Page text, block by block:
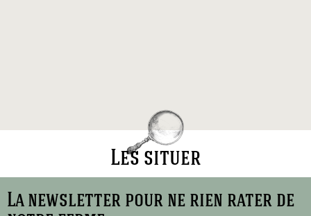
Les situer
La newsletter pour ne rien rater de